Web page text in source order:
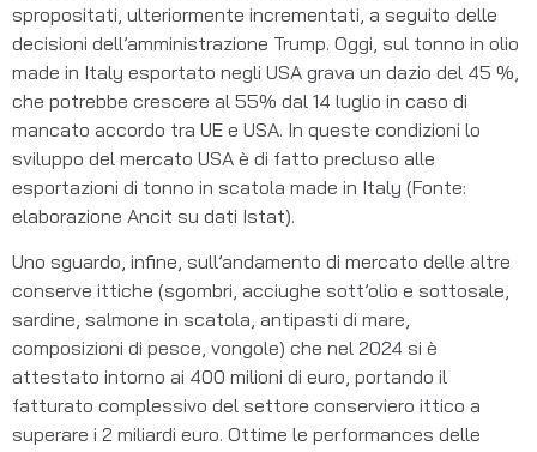
spropositati, ulteriormente incrementati, a seguito delle
decisioni dell’amministrazione Trump. Oggi, sul tonno in olio
made in Italy esportato negli USA grava un dazio del 45 %,
che potrebbe crescere al 55% dal 14 luglio in caso di
mancato accordo tra UE e USA. In queste condizioni lo
sviluppo del mercato USA è di fatto precluso alle
esportazioni di tonno in scatola made in Italy (Fonte:
elaborazione Ancit su dati Istat).
Uno sguardo, infine, sull’andamento di mercato delle altre
conserve ittiche (sgombri, acciughe sott’olio e sottosale,
sardine, salmone in scatola, antipasti di mare,
composizioni di pesce, vongole) che nel 2024 si è
attestato intorno ai 400 milioni di euro, portando il
fatturato complessivo del settore conserviero ittico a
superare i 2 miliardi euro. Ottime le performances delle